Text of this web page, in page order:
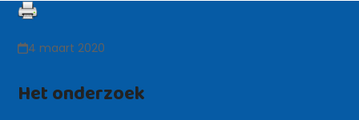
4 maart 2020
Het onderzoek